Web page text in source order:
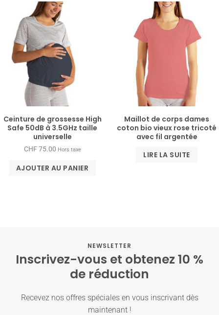
Ceinture de grossesse High
Safe 50dB à 3.5GHz taille
universelle
CHF75.00 Hors taxe
AJOUTER AU PANIER
Maillot de corps dames
coton bio vieux rose tricoté
avec fil argentée
LIRE LA SUITE
NEWSLETTER
Inscrivez-vous et obtenez 10 %
de réduction
Recevez nos offres spéciales en vous inscrivant dès
maintenant !